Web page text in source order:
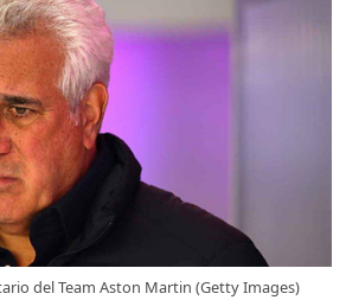
del Team Aston Martin (Getty Images)